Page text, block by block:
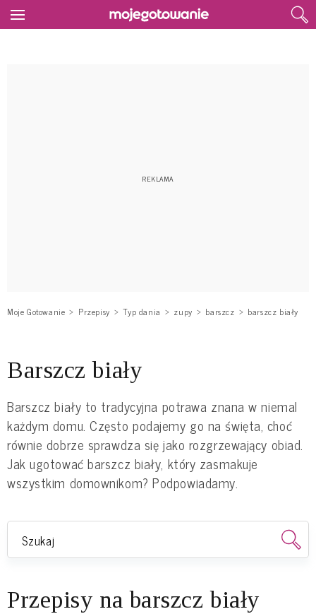
Moje Gotowanie Przepisy Typ dania zupy barszcz barszcz biały
Barszcz biały
Barszcz biały to tradycyjna potrawa znana w niemal
każdym domu. Często podajemy go na święta, choć
równie dobrze sprawdza się jako rozgrzewający obiad.
Jak ugotować barszcz biały, który zasmakuje
wszystkim domownikom? Podpowiadamy.
Przepisy na barszcz biały